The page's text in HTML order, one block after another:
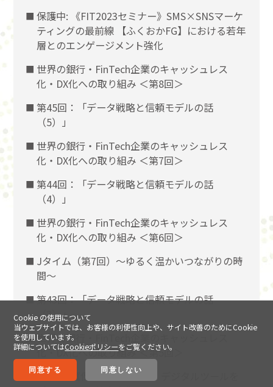
保護中: 《FIT2023セミナー》SMS×SNSマーケ
ティングの最前線 【ふくおかFG】における若年
層とのエンゲージメント強化
世界の銀行・FinTech企業のキャッシュレス
化・DX化への取り組み ＜第8回＞
第45回：「データ戦略と信頼モデルの話
（5）」
世界の銀行・FinTech企業のキャッシュレス
化・DX化への取り組み ＜第7回＞
第44回：「データ戦略と信頼モデルの話
（4）」
世界の銀行・FinTech企業のキャッシュレス
化・DX化への取り組み ＜第6回＞
Jタイム（第7回）～ゆるく温かいつながりの時
間～
第43回：「データ戦略と信頼モデルの話
（3）」
世界の銀行・FinTech企業のキャッシュレス
化・DX化への取り組み ＜第5回＞
保護中: 《保険業界様向け》 デジタルツールを
Cookie の使用について
当ウェブサイトでは、お客様の利便性向上や、サイト改善のためにCookie
を使用しています。
詳細についてはCookieポリシーをご覧ください。
同意する 同意しない